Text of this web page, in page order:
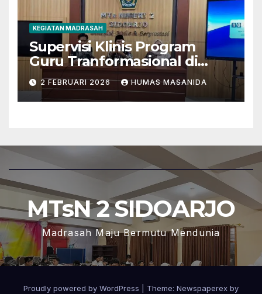
KEGIATAN MADRASAH
Supervisi Klinis Program
Guru Tranformasional di
MTsN 2 Sidoarjo
2 FEBRUARI 2026 HUMAS MASANIDA
MTsN 2 SIDOARJO
Madrasah Maju Bermutu Mendunia
Proudly powered by WordPress Theme: Newspaperex by